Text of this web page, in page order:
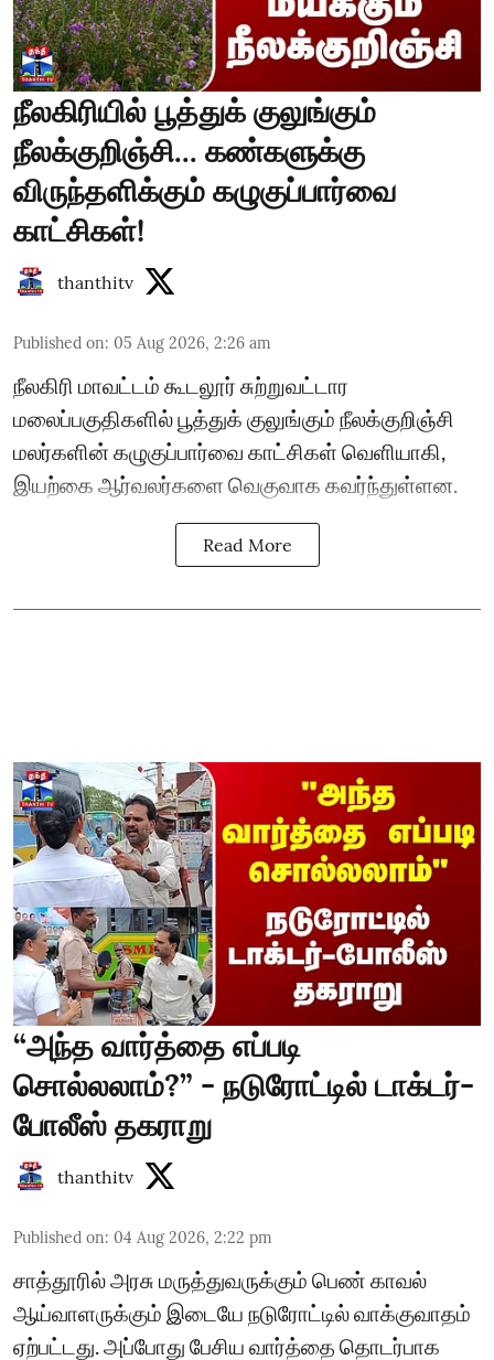
நீலகிரியில் பூத்துக் குலுங்கும்
நீலக்குறிஞ்சி... கண்களுக்கு
விருந்தளிக்கும் கழுகுப்பார்வை
காட்சிகள்!
thanthitv
Published on: 05 Aug 2026, 2:26 am
நீலகிரி மாவட்டம் கூடலூர் சுற்றுவட்டார
மலைப்பகுதிகளில் பூத்துக் குலுங்கும் நீலக்குறிஞ்சி
மலர்களின் கழுகுப்பார்வை காட்சிகள் வெளியாகி,
இயற்கை ஆர்வலர்களை வெகுவாக கவர்ந்துள்ளன.
Read More
“அந்த வார்த்தை எப்படி
சொல்லலாம்?” - நடுரோட்டில் டாக்டர்-
போலீஸ் தகராறு
thanthitv
Published on: 04 Aug 2026, 2:22 pm
சாத்தூரில் அரசு மருத்துவருக்கும் பெண் காவல்
ஆய்வாளருக்கும் இடையே நடுரோட்டில் வாக்குவாதம்
ஏற்பட்டது. அப்போது பேசிய வார்த்தை தொடர்பாக